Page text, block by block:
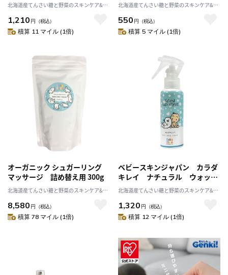
北海道産てんさい糖と野菜のスキンケア&ヘ
1,210 円 （税込）
積算 11 マイル (1倍)
北海道産てんさい糖と野菜のスキンケア&ヘ
550 円 （税込）
積算 5 マイル (1倍)
オーガニック シュガーリング
マッサージ 詰め替え用 300g
北海道産てんさい糖と野菜のスキンケア&ヘ
8,580 円 （税込）
積算 78 マイル (1倍)
ベビースキンジャパン カラダ
キレイ ナチュラル ウォッシ
ュ＆モイスト
北海道産てんさい糖と野菜のスキンケア&ヘ
1,320 円 （税込）
積算 12 マイル (1倍)